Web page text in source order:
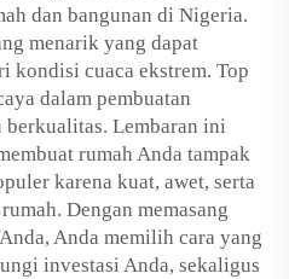
dan bangunan di Nigeria.
menarik yang dapat
kondisi cuaca ekstrem. Top
dalam pembuatan
berkualitas. Lembaran ini
rumah Anda tampak
karena kuat, awet, serta
Dengan memasang
Anda memilih cara yang
investasi Anda, sekaligus